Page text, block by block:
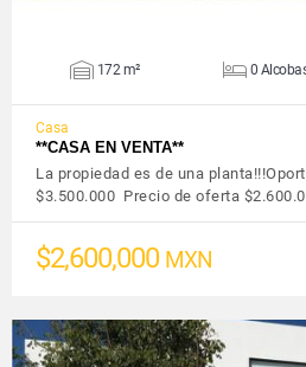
172 m² 0
Casa
**CASA EN VENTA**
La propiedad es de una
$3.500.000 Precio de oferta
$2,600,000 MXN